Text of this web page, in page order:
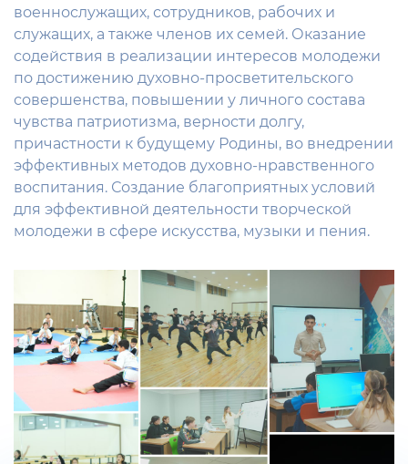
военнослужащих, сотрудников, рабочих и
служащих, а также членов их семей. Оказание
содействия в реализации интересов молодежи
по достижению духовно-просветительского
совершенства, повышении у личного состава
чувства патриотизма, верности долгу,
причастности к будущему Родины, во внедрении
эффективных методов духовно-нравственного
воспитания. Создание благоприятных условий
для эффективной деятельности творческой
молодежи в сфере искусства, музыки и пения.